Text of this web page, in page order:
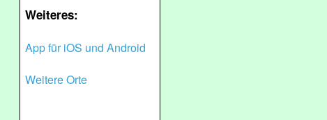
Weiteres:
App für iOS und Android
Weitere Orte